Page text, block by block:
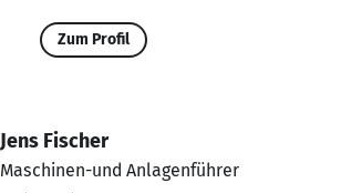
Zum Profil
Jens Fischer
Maschinen-und Anlagenführer